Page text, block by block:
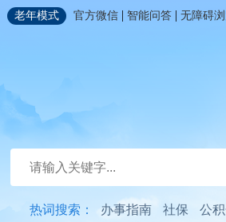
老年模式 官方微信 | 智能问答 | 无障碍
热词搜索： 办事指南 社保 公